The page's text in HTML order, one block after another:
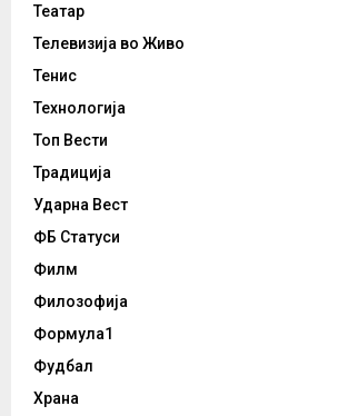
Театар
Телевизија во Живо
Тенис
Технологија
Топ Вести
Традиција
Ударна Вест
ФБ Статуси
Филм
Филозофија
Формула1
Фудбал
Храна